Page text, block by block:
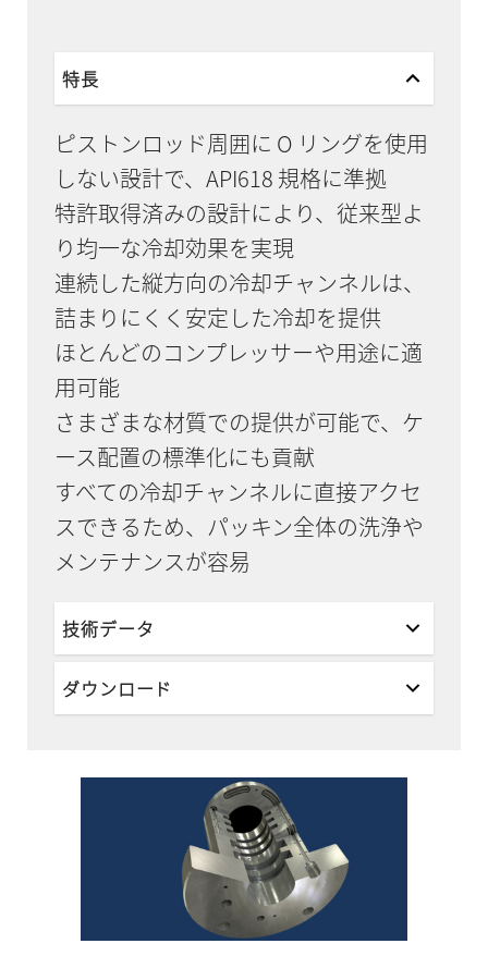
特長
ピストンロッド周囲に O リングを使用
しない設計で、API618 規格に準拠
特許取得済みの設計により、従来型よ
り均一な冷却効果を実現
連続した縦方向の冷却チャンネルは、
詰まりにくく安定した冷却を提供
ほとんどのコンプレッサーや用途に適
用可能
さまざまな材質での提供が可能で、ケ
ース配置の標準化にも貢献
すべての冷却チャンネルに直接アクセ
スできるため、パッキン全体の洗浄や
メンテナンスが容易
技術データ
ダウンロード